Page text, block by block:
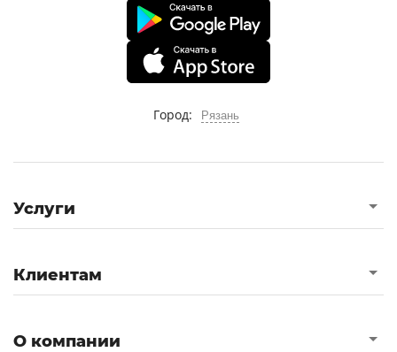
Город: Рязань
Услуги
Клиентам
О компании